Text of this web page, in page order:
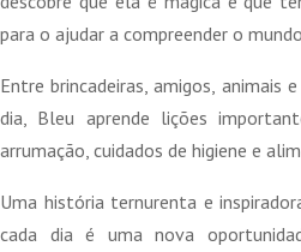
para o ajudar a compreender o
Entre brincadeiras, amigos, animais
dia, Bleu aprende lições
arrumação, cuidados de higiene e
Uma história ternurenta e
cada dia é uma nova